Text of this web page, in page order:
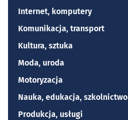
Internet, komputery
Komunikacja, transport
Kultura, sztuka
Moda, uroda
Motoryzacja
Nauka, edukacja, szkolnictwo
Produkcja, usługi